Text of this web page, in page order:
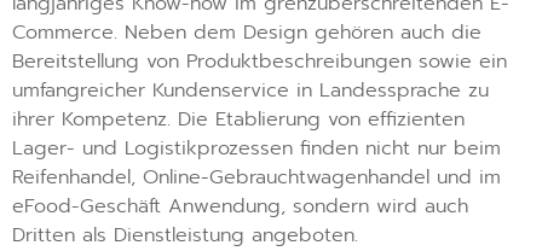
Commerce. Neben dem Design gehören auch die
Bereitstellung von Produktbeschreibungen sowie ein
umfangreicher Kundenservice in Landessprache zu
ihrer Kompetenz. Die Etablierung von effizienten
Lager- und Logistikprozessen finden nicht nur beim
Reifenhandel, Online-Gebrauchtwagenhandel und im
eFood-Geschäft Anwendung, sondern wird auch
Dritten als Dienstleistung angeboten.